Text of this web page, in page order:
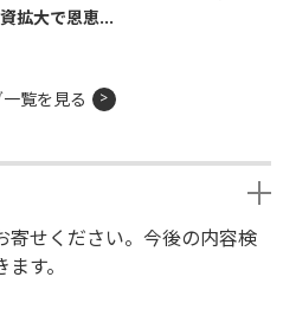
拡大で恩恵...
覧を見る
寄せください。今後の内容検
す。